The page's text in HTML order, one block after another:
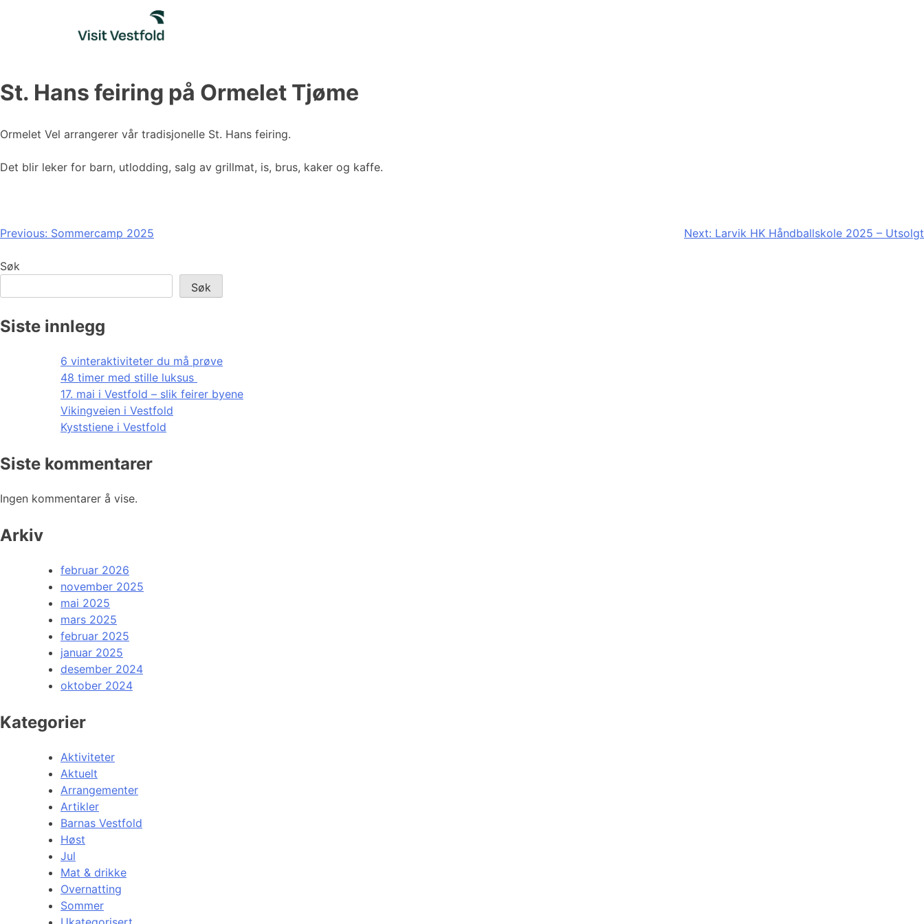
St. Hans feiring på Ormelet Tjøme
Ormelet Vel arrangerer vår tradisjonelle St. Hans feiring.
Det blir leker for barn, utlodding, salg av grillmat, is, brus, kaker og kaffe.
Innleggsnavigasjon
Previous: Sommercamp 2025 Next: Larvik HK Håndballskole 2025 – Utsolgt
Søk
Søk
Siste innlegg
6 vinteraktiviteter du må prøve
48 timer med stille luksus
17. mai i Vestfold – slik feirer byene
Vikingveien i Vestfold
Kyststiene i Vestfold
Siste kommentarer
Ingen kommentarer å vise.
Arkiv
februar 2026
november 2025
mai 2025
mars 2025
februar 2025
januar 2025
desember 2024
oktober 2024
Kategorier
Aktiviteter
Aktuelt
Arrangementer
Artikler
Barnas Vestfold
Høst
Jul
Mat & drikke
Overnatting
Sommer